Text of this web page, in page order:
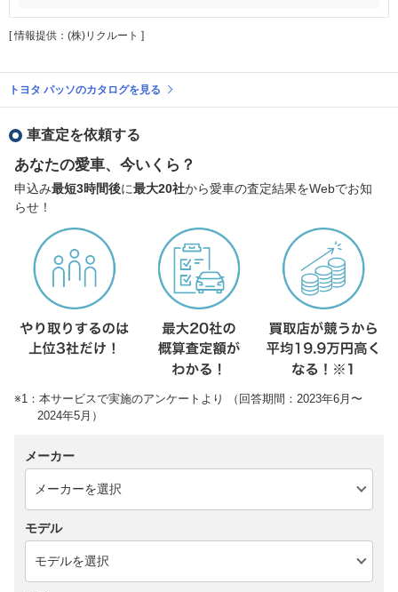
[ 情報提供：(株)リクルート ]
トヨタ パッソのカタログを見る
車査定を依頼する
あなたの愛車、今いくら？
申込み最短3時間後に最大20社から愛車の査定結果をWebでお知
らせ！
※1：本サービスで実施のアンケートより （回答期間：2023年6月〜
2024年5月）
メーカー
モデル